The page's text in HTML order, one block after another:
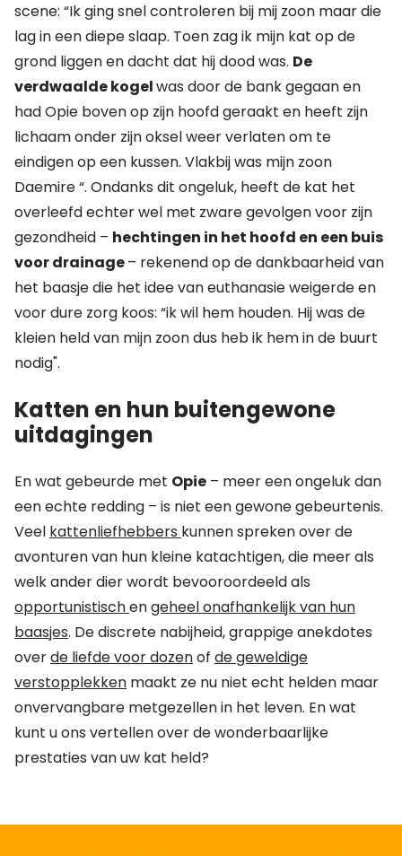
scene: “Ik ging snel controleren bij mij zoon maar die
lag in een diepe slaap. Toen zag ik mijn kat op de
grond liggen en dacht dat hij dood was. De
verdwaalde kogelwas door de bank gegaan en
had Opie boven op zijn hoofd geraakt en heeft zijn
lichaam onder zijn oksel weer verlaten om te
eindigen op een kussen. Vlakbij was mijn zoon
Daemire “. Ondanks dit ongeluk, heeft de kat het
overleefd echter wel met zware gevolgen voor zijn
gezondheid – hechtingen in het hoofd en een buis
voor drainage– rekenend op de dankbaarheid van
het baasje die het idee van euthanasie weigerde en
voor dure zorg koos: “ik wil hem houden. Hij was de
kleien held van mijn zoon dus heb ik hem in de buurt
nodig".
Katten en hun buitengewone
uitdagingen
En wat gebeurde met Opie – meer een ongeluk dan
een echte redding – is niet een gewone gebeurtenis.
Veel kattenliefhebbers kunnen spreken over de
avonturen van hun kleine katachtigen, die meer als
welk ander dier wordt bevooroordeeld als
opportunistischengeheel onafhankelijk van hun
baasjes. De discrete nabijheid, grappige anekdotes
overde liefde voor dozenof de geweldige
verstopplekken maakt ze nu niet echt helden maar
onvervangbare metgezellen in het leven. En wat
kunt u ons vertellen over de wonderbaarlijke
prestaties van uw kat held?